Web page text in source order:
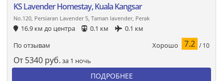
KS Lavender Homestay, Kuala Kangsar
No.120, Persiaran Lavender 5, Taman lavender, Perak
16.9 км до центра 0.1 км
0.1 км
По отзывам
Хорошо 7.2 / 10
От 5340 руб. за 1 ночь
ПОДРОБНЕЕ